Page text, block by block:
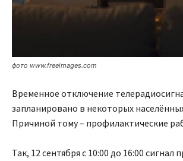
фото www.freeimages.com
Временное отключение
запланировано в некоторых
Причиной тому – профилактические
Так, 12 сентября с 10:00 до 16:00 сигнал